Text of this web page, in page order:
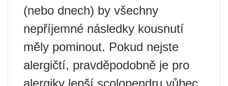
(nebo dnech) by všechny
nepříjemné následky kousnutí
měly pominout. Pokud nejste
alergičtí, pravděpodobně je pro
alergiky lepší scolopendru vůbec